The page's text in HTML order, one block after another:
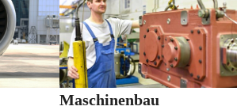
Maschinenbau